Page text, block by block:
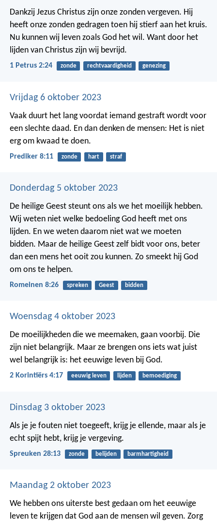
Dankzij Jezus Christus zijn onze zonden vergeven. Hij
heeft onze zonden gedragen toen hij stierf aan het kruis.
Nu kunnen wij leven zoals God het wil. Want door het
lijden van Christus zijn wij bevrijd.
1 Petrus 2:24 zonde rechtvaardigheid genezing
Vrijdag 6 oktober 2023
Vaak duurt het lang voordat iemand gestraft wordt voor
een slechte daad. En dan denken de mensen: Het is niet
erg om kwaad te doen.
Prediker 8:11 zonde hart straf
Donderdag 5 oktober 2023
De heilige Geest steunt ons als we het moeilijk hebben.
Wij weten niet welke bedoeling God heeft met ons
lijden. En we weten daarom niet wat we moeten
bidden. Maar de heilige Geest zelf bidt voor ons, beter
dan een mens het ooit zou kunnen. Zo smeekt hij God
om ons te helpen.
Romeinen 8:26 spreken Geest bidden
Woensdag 4 oktober 2023
De moeilijkheden die we meemaken, gaan voorbij. Die
zijn niet belangrijk. Maar ze brengen ons iets wat juist
wel belangrijk is: het eeuwige leven bij God.
2 Korintiërs 4:17 eeuwig leven lijden bemoediging
Dinsdag 3 oktober 2023
Als je je fouten niet toegeeft, krijg je ellende, maar als je
echt spijt hebt, krijg je vergeving.
Spreuken 28:13 zonde belijden barmhartigheid
Maandag 2 oktober 2023
We hebben ons uiterste best gedaan om het eeuwige
leven te krijgen dat God aan de mensen wil geven. Zorg